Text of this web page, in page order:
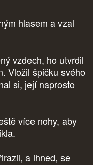
hlasem a vzal
vzdech, ho utvrdil
Vložil špičku svého
si, její naprosto
více nohy, aby
a ihned, se